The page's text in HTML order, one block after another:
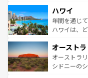
ば市内交通費
着のスイス
のような巨
ンメントが
西部には大
部のニュー
文化が魅力
しみながら
ハワイ
年間を通じ
ハワイは、
ワイ島は見
島だが、静
おすすめ。
オースト
オーストラ
シドニーの